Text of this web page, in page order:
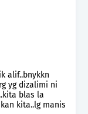
alif..bnykkn
yg dizalimi ni
blas la
kita..lg manis